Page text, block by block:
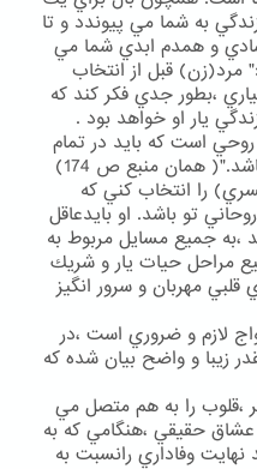
به شما مي پيوندد و تا
و همدم ابدي شما مي
مرد(زن) قبل از انتخاب
،بطور جدي فكر كند كه
يار او خواهد بود .
است كه بايد در تمام
همان منبع ص 174)
را انتخاب كني كه
تو باشد. او بايدعاقل
،به جميع مسايل مربوط به
مراحل حيات يار و شريك
قلبي مهربان و سرور انگيز
لازم و ضروري است ،در
زيبا و واضح بيان شده كه
،قلوب را به هم متصل مي
حقيقي ،هنگامي كه به
نهايت وفاداري رانسبت به